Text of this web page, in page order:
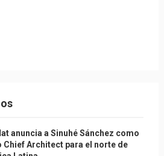
anuncia a Sinuhé Sánchez como
Chief Architect para el norte de